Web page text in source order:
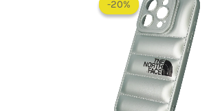
-20%
-20%
original
era:
$ 60.000.